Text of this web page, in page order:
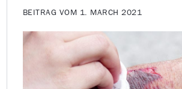
BEITRAG VOM 1. MARCH 2021